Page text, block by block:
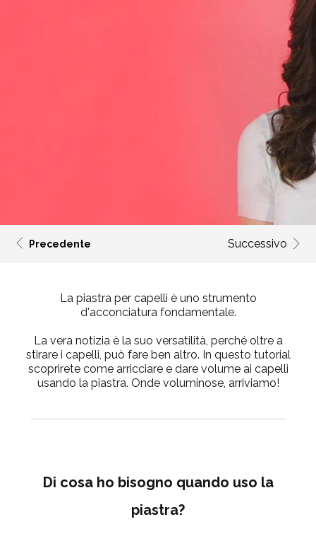
Precedente Successivo
La piastra per capelli è uno strumento
d'acconciatura fondamentale.
La vera notizia è la suo versatilità, perché oltre a
stirare i capelli, può fare ben altro. In questo tutorial
scoprirete come arricciare e dare volume ai capelli
usando la piastra. Onde voluminose, arriviamo!
Di cosa ho bisogno quando uso la
piastra?